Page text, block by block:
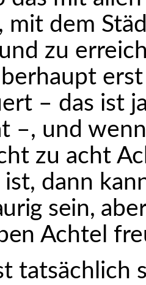
mit dem
zu
– das ist
–, und
zu acht
dann
sein,
Achtel
tatsächlich